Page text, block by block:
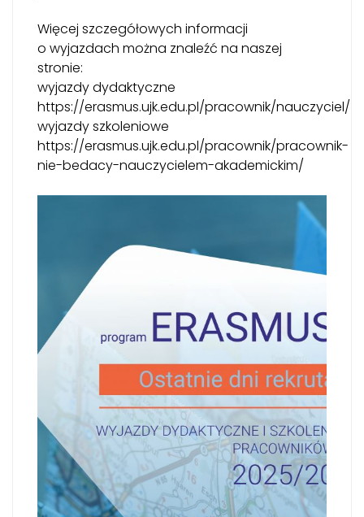
Więcej szczegółowych informacji
o wyjazdach można znaleźć na naszej
stronie:
wyjazdy dydaktyczne
https://erasmus.ujk.edu.pl/pracownik/nauczyciel/
wyjazdy szkoleniowe
https://erasmus.ujk.edu.pl/pracownik/pracownik-
nie-bedacy-nauczycielem-akademickim/